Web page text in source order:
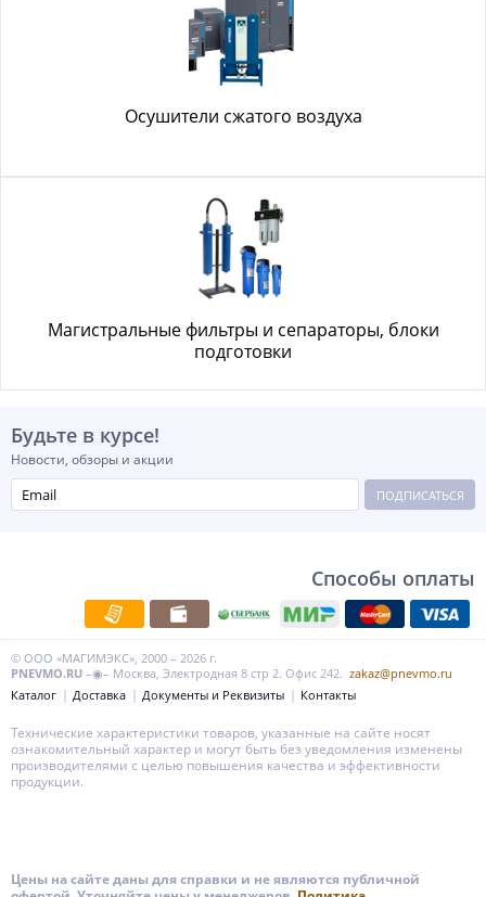
Осушители сжатого воздуха
Магистральные фильтры и сепараторы, блоки
подготовки
Будьте в курсе!
Новости, обзоры и акции
ПОДПИСАТЬСЯ
Способы оплаты
© ООО «МАГИМЭКС», 2000 – 2026 г.
PNEVMO.RU –◉– Москва, Электродная 8 стр 2. Офис 242. zakaz@pnevmo.ru
Каталог
Доставка Документы и Реквизиты Контакты
Технические характеристики товаров, указанные на сайте носят
ознакомительный характер и могут быть без уведомления изменены
производителями с целью повышения качества и эффективности
продукции.
Цены на сайте даны для справки и не являются публичной